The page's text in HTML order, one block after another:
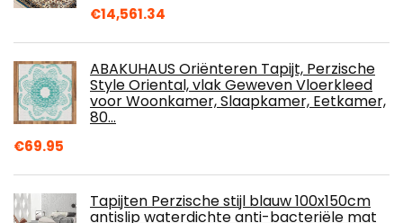
€14,561.34
ABAKUHAUS Oriënteren Tapijt, Perzische
Style Oriental, vlak Geweven Vloerkleed
voor Woonkamer, Slaapkamer, Eetkamer,
80…
€69.95
Tapijten Perzische stijl blauw 100x150cm
antislip waterdichte anti-bacteriële mat